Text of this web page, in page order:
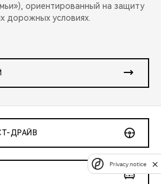
ориентированный на защиту
дорожных условиях.
ДРАЙВ
Privacy notice